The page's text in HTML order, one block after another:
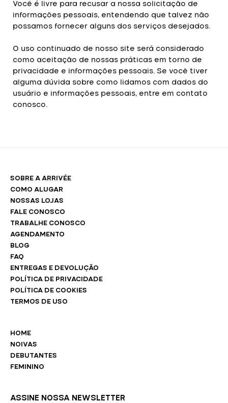
Você é livre para recusar a nossa solicitação de
informações pessoais, entendendo que talvez não
possamos fornecer alguns dos serviços desejados.
O uso continuado de nosso site será considerado
como aceitação de nossas práticas em torno de
privacidade e informações pessoais. Se você tiver
alguma dúvida sobre como lidamos com dados do
usuário e informações pessoais, entre em contato
conosco.
SOBRE A ARRIVÉE
COMO ALUGAR
NOSSAS LOJAS
FALE CONOSCO
TRABALHE CONOSCO
AGENDAMENTO
BLOG
FAQ
ENTREGAS E DEVOLUÇÃO
POLÍTICA DE PRIVACIDADE
POLÍTICA DE COOKIES
TERMOS DE USO
HOME
NOIVAS
DEBUTANTES
FEMININO
ASSINE NOSSA NEWSLETTER